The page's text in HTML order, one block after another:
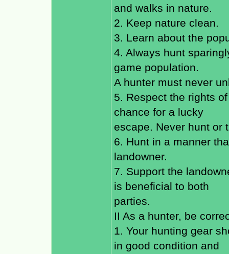
and walks in nature.
2. Keep nature clean.
3. Learn about the
4. Always hunt
game population.
A hunter must never
5. Respect the rights
chance for a lucky
escape. Never hunt or
6. Hunt in a manner
landowner.
7. Support the
is beneficial to both
parties.
II As a hunter, be
1. Your hunting gear
in good condition and